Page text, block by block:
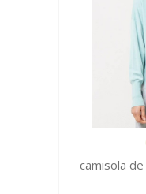
camisola